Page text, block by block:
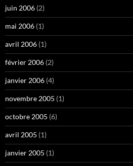
juin 2006 (2)
mai 2006 (1)
avril 2006 (1)
février 2006 (2)
janvier 2006 (4)
novembre 2005 (1)
octobre 2005 (6)
avril 2005 (1)
janvier 2005 (1)